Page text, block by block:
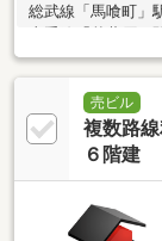
総武線「馬喰町」
ＩＦＥ ＩＮＦＯ
店…約３９０ｍ（
約１３０ｍ（徒
１００ｍ（徒歩約
約８分）■東神田
売ビル
複数路
６階建